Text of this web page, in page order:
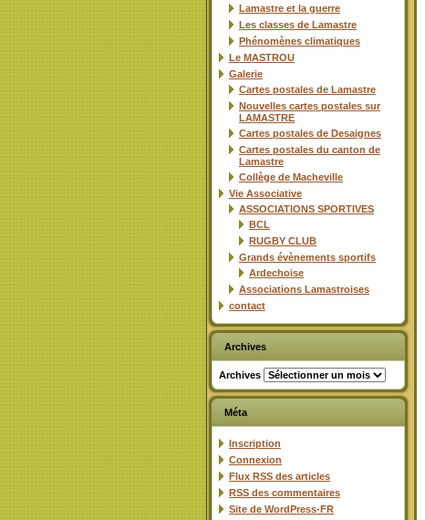
Lamastre et la guerre
Les classes de Lamastre
Phénomènes climatiques
Le MASTROU
Galerie
Cartes postales de Lamastre
Nouvelles cartes postales sur
LAMASTRE
Cartes postales de Desaignes
Cartes postales du canton de
Lamastre
Collège de Macheville
Vie Associative
ASSOCIATIONS SPORTIVES
BCL
RUGBY CLUB
Grands évènements sportifs
Ardechoise
Associations Lamastroises
contact
Archives
Archives
Méta
Inscription
Connexion
Flux RSS des articles
RSS des commentaires
Site de WordPress-FR